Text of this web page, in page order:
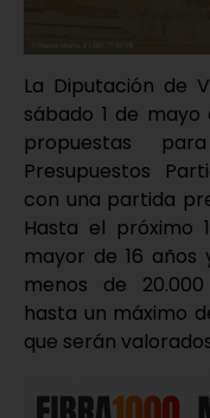
La Diputación de
sábado 1 de
propuestas
Presupuestos
con una partida
Hasta el próximo
mayor de 16
menos de
hasta un máximo
que serán